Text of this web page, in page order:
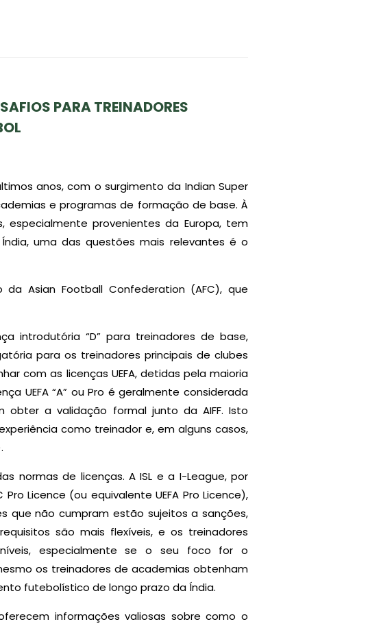
PARA TREINADORES
anos, com o surgimento da Indian Super
e programas de formação de base. À
provenientes da Europa, tem
uma das questões mais relevantes é o
Asian Football Confederation (AFC), que
introdutória “D” para treinadores de base,
para os treinadores principais de clubes
com as licenças UEFA, detidas pela maioria
UEFA “A” ou Pro é geralmente considerada
obter a validação formal junto da AIFF. Isto
como treinador e, em alguns casos,
normas de licenças. A ISL e a I-League, por
Licence (ou equivalente UEFA Pro Licence),
que não cumpram estão sujeitos a sanções,
são mais flexíveis, e os treinadores
especialmente se o seu foco for o
os treinadores de academias obtenham
futebolístico de longo prazo da Índia.
informações valiosas sobre como o